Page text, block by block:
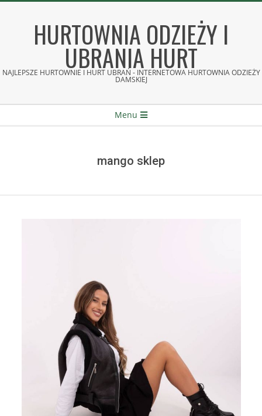
HURTOWNIA ODZIEŻY I
UBRANIA HURT
NAJLEPSZE HURTOWNIE I HURT UBRAŃ - INTERNETOWA HURTOWNIA ODZIEŻY
DAMSKIEJ
Menu
mango sklep